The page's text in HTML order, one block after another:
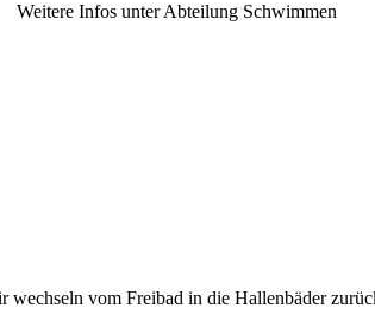
Weitere Infos unter Abteilung Schwimmen
vom Freibad in die Hallenbäder